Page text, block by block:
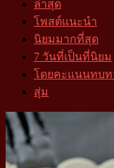
ล่าสุด
โพสต์แนะนำ
นิยมมากที่สุด
7 วันที่เป็นที่นิยม
โดยคะแนนทบ
สุ่ม